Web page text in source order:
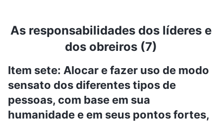
As responsabilidades dos líderes e
dos obreiros (7)
Item sete: Alocar e fazer uso de modo
sensato dos diferentes tipos de
pessoas, com base em sua
humanidade e em seus pontos fortes,